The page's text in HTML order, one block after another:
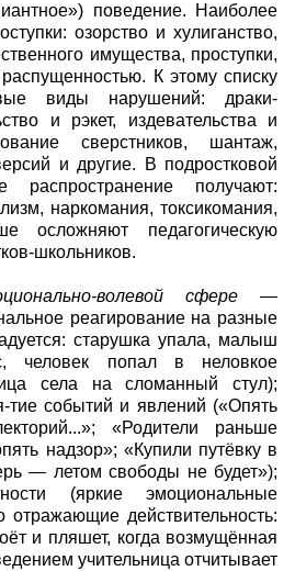
поведение. Наиболее
озорство и хулиганство,
имущества, проступки,
К этому списку
виды нарушений: драки-
и рэкет, издевательства и
сверстников, шантаж,
и другие. В подростковой
получают:
наркомания, токсикомания,
осложняют педагогическую
школьников.
волевой сфере—
реагирование на разные
старушка упала, малыш
человек попал в неловкое
села на сломанный стул);
тие событий и явлений («Опять
«Родители раньше
надзор»; «Купили путёвку в
— летом свободы не будет»);
(яркие эмоциональные
отражающие действительность:
и пляшет, когда возмущённая
учительница отчитывает